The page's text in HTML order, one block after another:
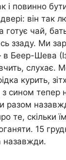
і повинно
він так
готує чай,
ззаду. Ми
Беер-Шева
слухає.
курить,
сином тепер
разом
те, скільки
15
назавжди.